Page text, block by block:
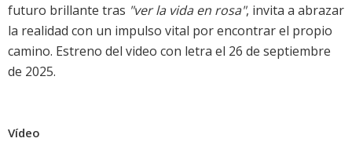
futuro brillante tras "ver la vida en rosa", invita a abrazar
la realidad con un impulso vital por encontrar el propio
camino. Estreno del video con letra el 26 de septiembre
de 2025.
Vídeo